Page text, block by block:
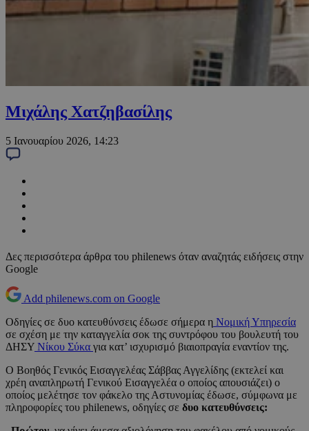
Μιχάλης Χατζηβασίλης
5 Ιανουαρίου 2026, 14:23
Δες περισσότερα άρθρα του philenews όταν αναζητάς ειδήσεις στην
Google
Add philenews.com on Google
Οδηγίες σε δυο κατευθύνσεις έδωσε σήμερα η Νομική Υπηρεσία
σε σχέση με την καταγγελία σοκ της συντρόφου του βουλευτή του
ΔΗΣΥ Νίκου Σύκα για κατ’ ισχυρισμό βιαιοπραγία εναντίον της.
Ο Βοηθός Γενικός Εισαγγελέας Σάββας Αγγελίδης (εκτελεί και
χρέη αναπληρωτή Γενικού Εισαγγελέα ο οποίος απουσιάζει) ο
οποίος μελέτησε τον φάκελο της Αστυνομίας έδωσε, σύμφωνα με
πληροφορίες του philenews, οδηγίες σε δυο κατευθύνσεις: